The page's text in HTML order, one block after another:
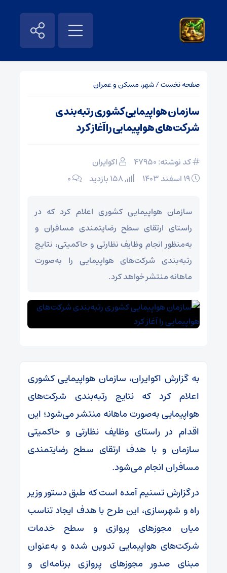
صفحه نخست/شهر، مسکن و عمران
سازمان هواپیمایی کشوری رتبه‌بندی
شرکت‌های هواپیمایی را آغاز کرد
کد نوشته: 47950
اکوایران
۰
سازمان هواپیمایی کشوری اعلام کرد که در
راستای ارتقای سطح رضایتمندی مسافران و
به‌منظور انجام وظایف نظارتی و حاکمیتی، نتایج
رتبه‌بندی شرکت‌های هواپیمایی را به‌صورت
ماهانه منتشر خواهد کرد.
به گزارش اکوایران، سازمان هواپیمایی کشوری
اعلام کرد که نتایج رتبه‌بندی شرکت‌های
هواپیمایی به‌صورت ماهانه منتشر می‌شود؛ این
اقدام در راستای وظایف نظارتی و حاکمیتی
سازمان و با هدف ارتقای سطح رضایتمندی
مسافران انجام می‌شود.
در گزارش تسنیم آمده است که طبق دستور وزیر
راه و شهرسازی، این طرح با هدف ایجاد تناسب
میان مجوزهای پروازی و سطح خدمات
شرکت‌های هواپیمایی تدوین شده و به‌عنوان
مبنای صدور مجوزهای پروازی برنامه‌ای و